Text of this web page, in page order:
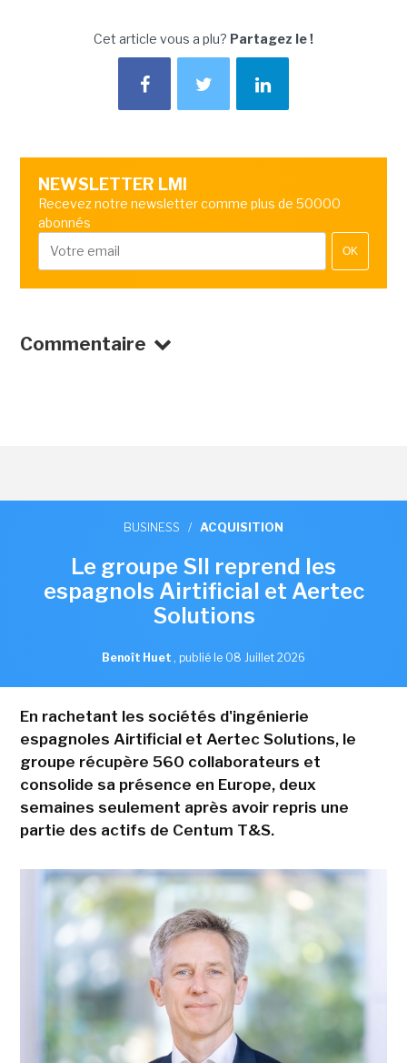
Cet article vous a plu? Partagez le !
NEWSLETTER LMI
Recevez notre newsletter comme plus de 50000
abonnés
OK
Commentaire
BUSINESS / ACQUISITION
Le groupe SII reprend les
espagnols Airtificial et Aertec
Solutions
Benoît Huet , publié le 08 Juillet 2026
En rachetant les sociétés d'ingénierie
espagnoles Airtificial et Aertec Solutions, le
groupe récupère 560 collaborateurs et
consolide sa présence en Europe, deux
semaines seulement après avoir repris une
partie des actifs de Centum T&S.